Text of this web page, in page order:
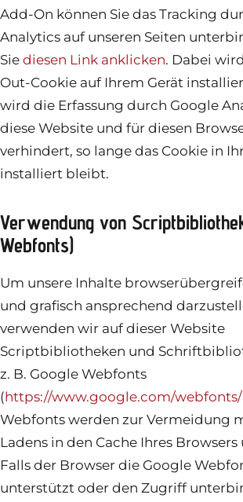
Add-On können Sie das Tracking
Analytics auf unseren Seiten
Sie diesen Link anklicken. Dabei
Out-Cookie auf Ihrem Gerät
wird die Erfassung durch Google
diese Website und für diesen
verhindert, so lange das Cookie in
installiert bleibt.
Verwendung von
Webfonts)
Um unsere Inhalte
und grafisch ansprechend
verwenden wir auf dieser Website
Scriptbibliotheken und
z. B. Google Webfonts
(https://www.google.com/webfonts/
Webfonts werden zur Vermeidung
Ladens in den Cache Ihres
Falls der Browser die Google
unterstützt oder den Zugriff